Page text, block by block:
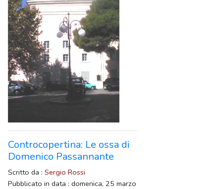
Controcopertina: Le ossa di
Domenico Passannante
Scritto da : Sergio Rossi
Pubblicato in data : domenica, 25 marzo